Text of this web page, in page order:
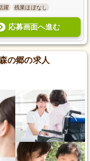
躍 残業ほぼなし
応募画面へ進む
の郷の求人